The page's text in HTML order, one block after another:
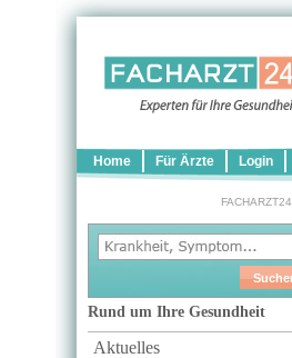
Home Für Ärzte Login
FACHARZT24
Rund um Ihre Gesundheit
Aktuelles